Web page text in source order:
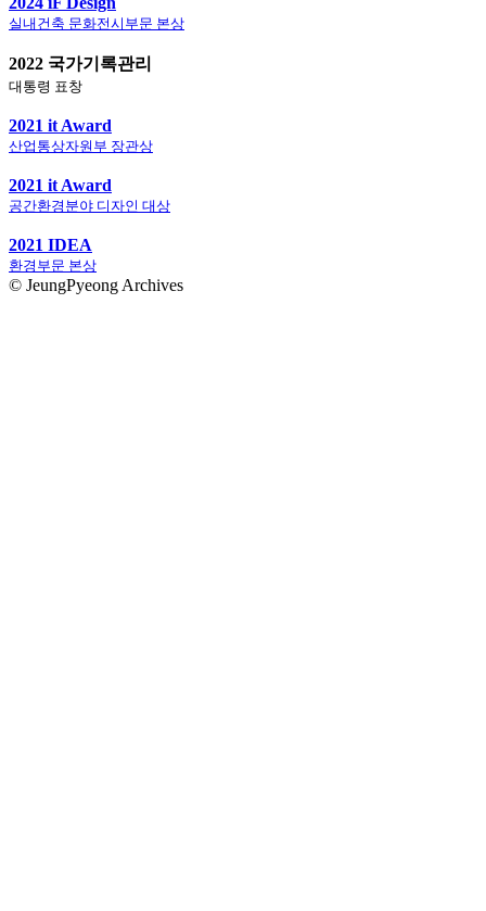
실내건축 문화전시부문 본상
2022 국가기록관리
대통령 표창
2021 it Award
산업통상자원부 장관상
2021 it Award
공간환경분야 디자인 대상
2021 IDEA
환경부문 본상
© JeungPyeong Archives